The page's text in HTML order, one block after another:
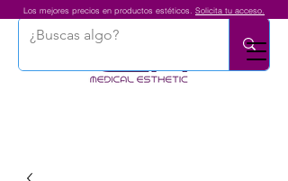
Los mejores precios en productos estéticos. Solicita tu acceso.